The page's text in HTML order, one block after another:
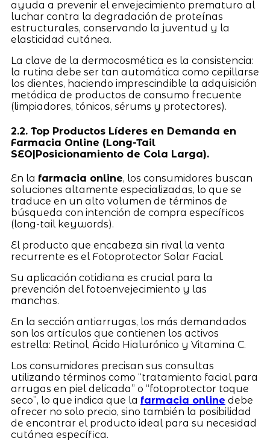
ayuda a prevenir el envejecimiento prematuro al
luchar contra la degradación de proteínas
estructurales, conservando la juventud y la
elasticidad cutánea.
La clave de la dermocosmética es la consistencia:
la rutina debe ser tan automática como cepillarse
los dientes, haciendo imprescindible la adquisición
metódica de productos de consumo frecuente
(limpiadores, tónicos, sérums y protectores).
2.2. Top Productos Líderes en Demanda en
Farmacia Online (Long-Tail
SEO|Posicionamiento de Cola Larga).
En la farmacia online, los consumidores buscan
soluciones altamente especializadas, lo que se
traduce en un alto volumen de términos de
búsqueda con intención de compra específicos
(long-tail keywords).
El producto que encabeza sin rival la venta
recurrente es el Fotoprotector Solar Facial.
Su aplicación cotidiana es crucial para la
prevención del fotoenvejecimiento y las
manchas.
En la sección antiarrugas, los más demandados
son los artículos que contienen los activos
estrella: Retinol, Ácido Hialurónico y Vitamina C.
Los consumidores precisan sus consultas
utilizando términos como “tratamiento facial para
arrugas en piel delicada” o “fotoprotector toque
seco”, lo que indica que la farmacia online debe
ofrecer no solo precio, sino también la posibilidad
de encontrar el producto ideal para su necesidad
cutánea específica.